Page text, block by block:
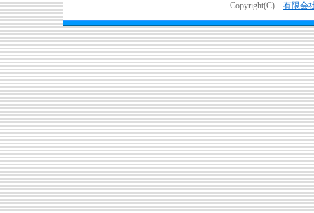
Copyright(C) 有限会